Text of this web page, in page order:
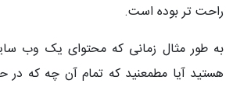
راحت تر بوده است.
به طور مثال زمانی که محتوای یک وب
هستید آیا مطمعنید که تمام آن چه که در